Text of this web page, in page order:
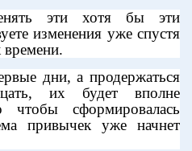
эти хотя бы эти
изменения уже спустя
дни, а продержаться
их будет вполне
чтобы сформировалась
привычек уже начнет